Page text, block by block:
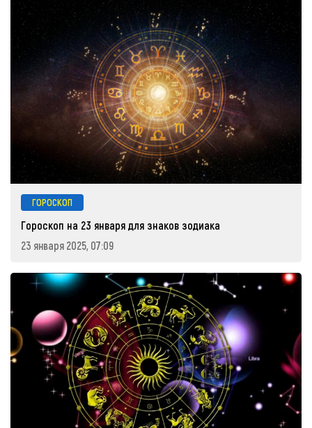
ГОРОСКОП
Гороскоп на 23 января для знаков зодиака
23 января 2025, 07:09